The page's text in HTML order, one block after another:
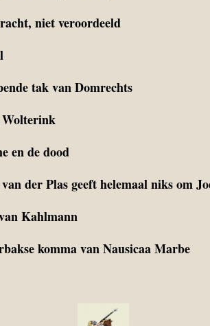
niet veroordeeld
tak van Domrechts
en de dood
der Plas geeft helemaal niks om
Kahlmann
komma van Nausicaa Marbe